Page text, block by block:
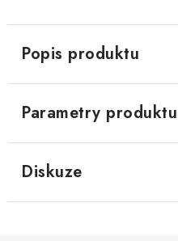
Popis produktu
Parametry produktu
Diskuze